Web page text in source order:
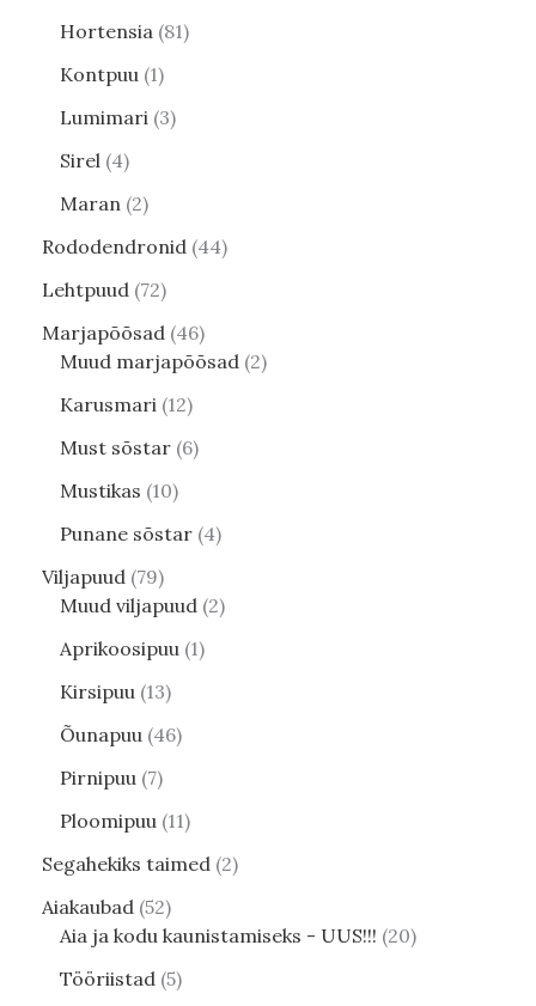
Hortensia 81
Kontpuu 1
Lumimari 3
Sirel 4
Maran 2
Rododendronid 44
Lehtpuud 72
Marjapõõsad 46
Muud marjapõõsad 2
Karusmari 12
Must sõstar 6
Mustikas 10
Punane sõstar 4
Viljapuud 79
Muud viljapuud 2
Aprikoosipuu 1
Kirsipuu 13
Õunapuu 46
Pirnipuu 7
Ploomipuu 11
Segahekiks taimed 2
Aiakaubad 52
Aia ja kodu kaunistamiseks - UUS!!! 20
Tööriistad 5